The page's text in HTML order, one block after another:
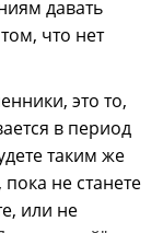
давать
что нет
это то,
в период
таким же
не станете
или не